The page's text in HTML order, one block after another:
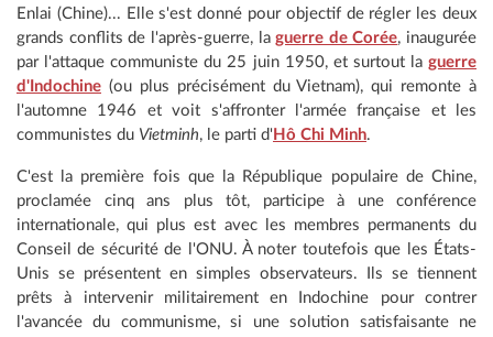
Enlai (Chine)... Elle s'est donné pour objectif de régler les deux
grands conflits de l'après-guerre, laguerre de Corée, inaugurée
par l'attaque communiste du 25 juin 1950, et surtout la guerre
d'Indochine (ou plus précisément du Vietnam), qui remonte à
l'automne 1946 et voit s'affronter l'armée française et les
communistes du Vietminh, le parti d' Hô Chi Minh.
C'est la première fois que la République populaire de Chine,
proclamée cinq ans plus tôt, participe à une conférence
internationale, qui plus est avec les membres permanents du
Conseil de sécurité de l'ONU. À noter toutefois que les États-
Unis se présentent en simples observateurs. Ils se tiennent
prêts à intervenir militairement en Indochine pour contrer
l'avancée du communisme, si une solution satisfaisante ne